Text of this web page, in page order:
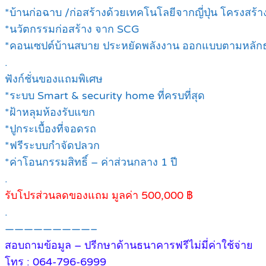
*บ้านก่อฉาบ /ก่อสร้างด้วยเทคโนโลยีจากญี่ปุ่น โครงสร้า
*นวัตกรรมก่อสร้าง จาก SCG
*คอนเซปต์บ้านสบาย ประหยัดพลังงาน ออกแบบตามหลัก
.
ฟังก์ชั่นของแถมพิเศษ
*ระบบ Smart & security home ที่ครบที่สุด
*ฝ้าหลุมห้องรับแขก
*ปูกระเบื้องที่จอดรถ
*ฟรีระบบกำจัดปลวก
*ค่าโอนกรรมสิทธิ์ – ค่าส่วนกลาง 1 ปี
.
รับโปรส่วนลดของแถม มูลค่า 500,000 ฿
.
—————————–
สอบถามข้อมูล – ปรีกษาด้านธนาคารฟรีไม่มี่ค่าใช้จ่าย
โทร : 064-796-6999